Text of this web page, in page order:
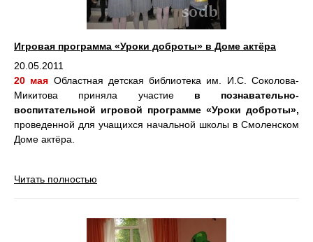
Игровая программа «Уроки доброты» в Доме актёра
20.05.2011
20 мая Областная детская библиотека им. И.С. Соколова-
Микитова приняла участие в познавательно-
воспитательной игровой программе «Уроки доброты»,
проведенной для учащихся начальной школы в Смоленском
Доме актёра.
Читать полностью